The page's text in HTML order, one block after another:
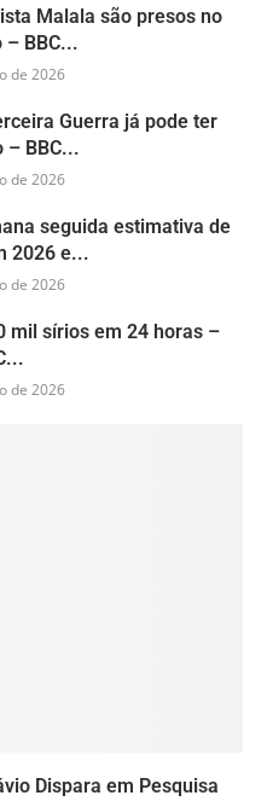
Malala são presos no
– BBC...
de 2026
Guerra já pode ter
– BBC...
de 2026
seguida estimativa de
2026 e...
de 2026
mil sírios em 24 horas –
de 2026
Dispara em Pesquisa